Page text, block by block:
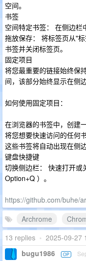
空间。
书签
空间特定书签： 在侧边栏
拖放保存： 将标签页从"
书签并关闭标签页。
固定项目
将您最重要的链接始终保
间，该部分始终显示在侧
如何使用固定项目：
在浏览器的书签中，创建
将您想要快速访问的任何
这些书签将自动出现在侧
键盘快捷键
切换侧边栏： 快速打开或
Option+Q ）。
https://github.com/buhe/
Archrome
13 replies • 2025-09-27
bugu1986 OP